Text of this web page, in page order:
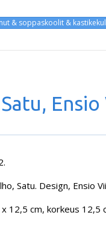
& soppaskoolit &
Satu. Design, Ensio
12,5 cm, korkeus 12,5